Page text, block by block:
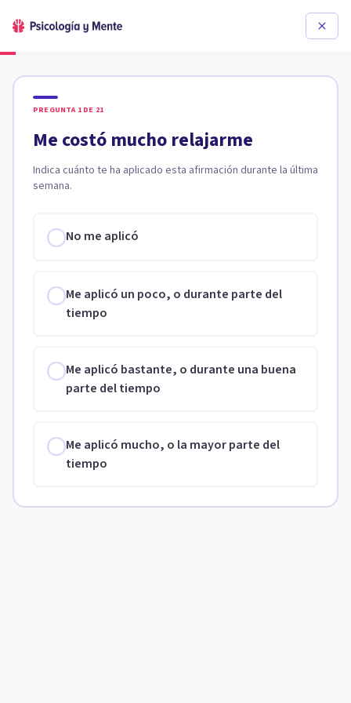
PREGUNTA 1 DE 21
Me costó mucho relajarme
Indica cuánto te ha aplicado esta afirmación durante la última
semana.
No me aplicó
Me aplicó un poco, o durante parte del
tiempo
Me aplicó bastante, o durante una buena
parte del tiempo
Me aplicó mucho, o la mayor parte del
tiempo